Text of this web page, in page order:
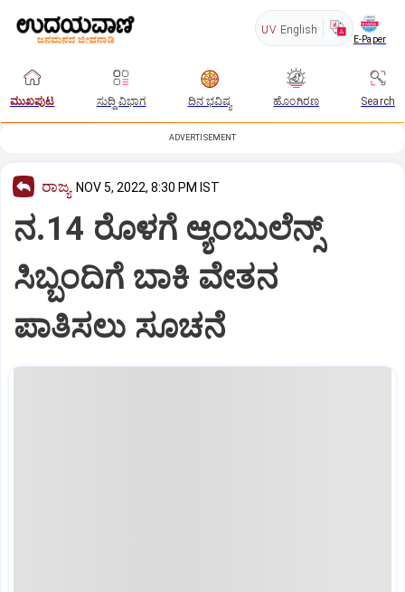
UV English
E-Paper
ಮುಖಪುಟ ಸುದ್ದಿ ವಿಭಾಗ ದಿನ ಭವಿಷ್ಯ ಹೊಂಗಿರಣ Search
ADVERTISEMENT
ರಾಜ್ಯ NOV 5, 2022, 8:30 PM IST
ನ.14 ರೊಳಗೆ ಆ್ಯಂಬುಲೆನ್ಸ್‌
ಸಿಬ್ಬಂದಿಗೆ ಬಾಕಿ ವೇತನ
ಪಾತಿಸಲು ಸೂಚನೆ